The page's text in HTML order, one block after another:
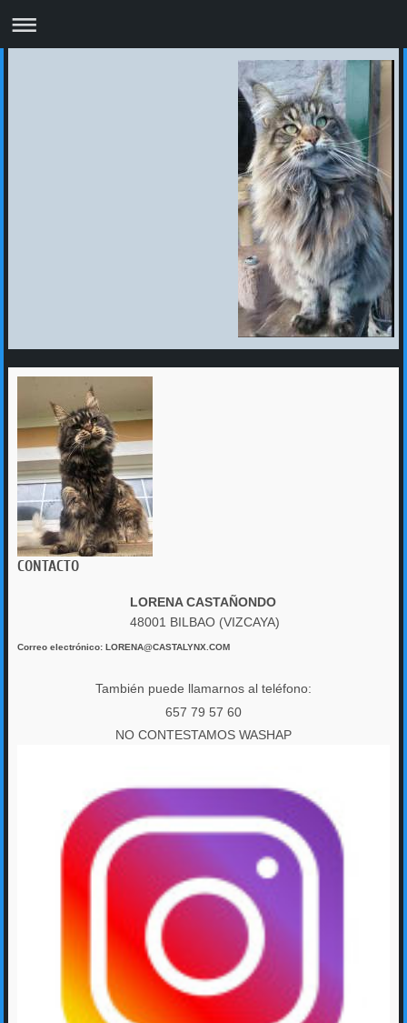
CONTACTO
LORENA CASTAÑONDO
48001 BILBAO (VIZCAYA)
Correo electrónico: LORENA@CASTALYNX.COM
También puede llamarnos al teléfono:
657 79 57 60
NO CONTESTAMOS WASHAP